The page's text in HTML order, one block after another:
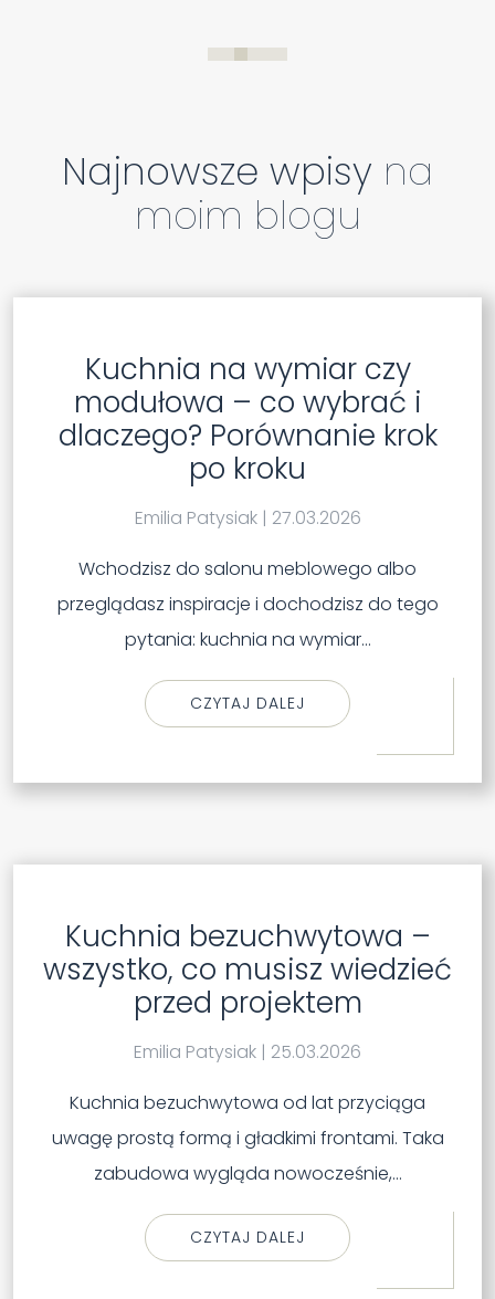
Najnowsze wpisy na
moim blogu
Kuchnia na wymiar czy
modułowa – co wybrać i
dlaczego? Porównanie krok
po kroku
Emilia Patysiak | 27.03.2026
Wchodzisz do salonu meblowego albo
przeglądasz inspiracje i dochodzisz do tego
pytania: kuchnia na wymiar…
CZYTAJ DALEJ
Kuchnia bezuchwytowa –
wszystko, co musisz wiedzieć
przed projektem
Emilia Patysiak | 25.03.2026
Kuchnia bezuchwytowa od lat przyciąga
uwagę prostą formą i gładkimi frontami. Taka
zabudowa wygląda nowocześnie,…
CZYTAJ DALEJ